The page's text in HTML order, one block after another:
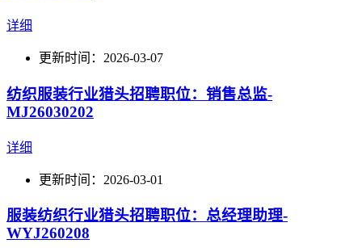
详细
更新时间：2026-03-07
纺织服装行业猎头招聘职位：销售总监-
MJ26030202
详细
更新时间：2026-03-01
服装纺织行业猎头招聘职位：总经理助理-
WYJ260208